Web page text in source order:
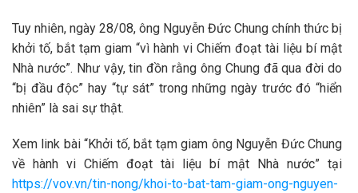
Tuy nhiên, ngày 28/08, ông Nguyễn Đức Chung chính thức bị
khởi tố, bắt tạm giam “vì hành vi Chiếm đoạt tài liệu bí mật
Nhà nước”. Như vậy, tin đồn rằng ông Chung đã qua đời do
“bị đầu độc” hay “tự sát” trong những ngày trước đó “hiển
nhiên” là sai sự thật.
Xem link bài “Khởi tố, bắt tạm giam ông Nguyễn Đức Chung
về hành vi Chiếm đoạt tài liệu bí mật Nhà nước” tại
https://vov.vn/tin-nong/khoi-to-bat-tam-giam-ong-nguyen-